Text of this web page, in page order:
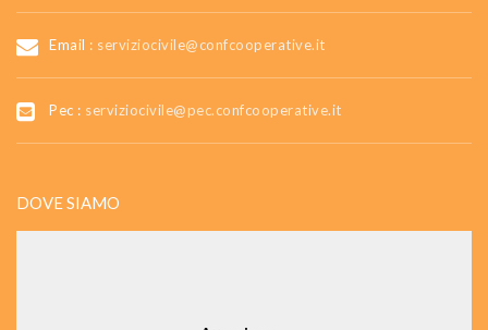
Email : serviziocivile@confcooperative.it
Pec : serviziocivile@pec.confcooperative.it
DOVE SIAMO